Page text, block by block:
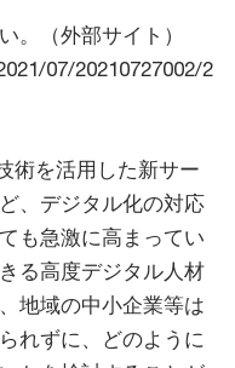
。（外部サイト）
07/20210727002/2
術を活用した新サー
、デジタル化の対応
も急激に高まってい
る高度デジタル人材
地域の中小企業等は
れずに、どのように